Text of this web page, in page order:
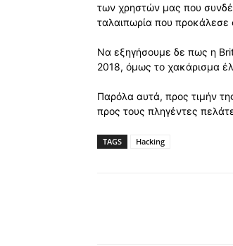
των χρηστών μας που
ταλαιπωρία που προκάλεσε
Να εξηγήσουμε δε πως η
2018, όμως το χακάρισμα
Παρόλα αυτά, προς τιμήν
προς τους πληγέντες
TAGS Hacking